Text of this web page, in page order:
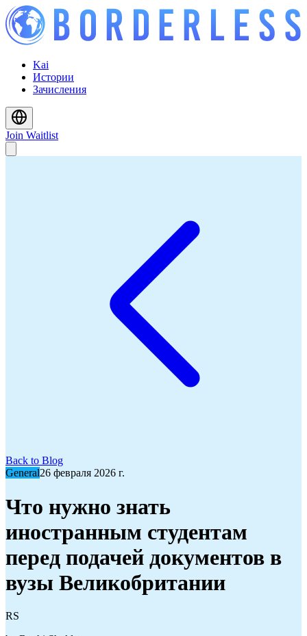
Kai
Истории
Зачисления
Join Waitlist
Back to Blog
General26 февраля 2026 г.
Что нужно знать
иностранным студентам
перед подачей документов в
вузы Великобритании
RS